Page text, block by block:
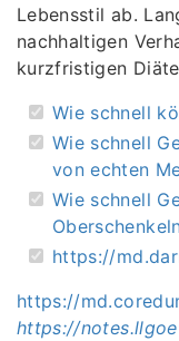
Lebensstil ab.
nachhaltigen
kurzfristigen
Wie schnell
Wie schnell
von echten
Wie schnell
https://
https://
https://